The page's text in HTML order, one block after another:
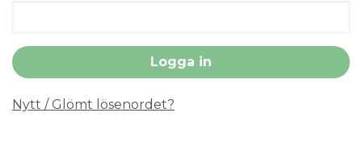
Nytt / Glömt lösenordet?